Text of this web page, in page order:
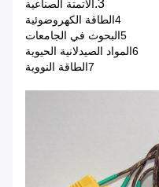
3. الأتمتة الصناعية
4الطاقة الكهروضوئية
5البحوث في الجامعات
6المواد الصيدلانية الحيوية
7الطاقة النووية